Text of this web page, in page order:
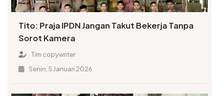
Tito: Praja IPDN Jangan Takut Bekerja Tanpa
Sorot Kamera
Tim copywriter
Senin, 5 Januari 2026